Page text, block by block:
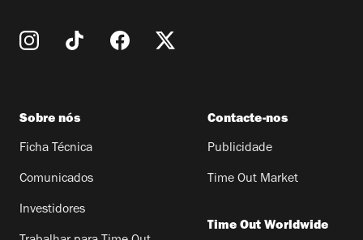
Sobre nós
Ficha Técnica
Comunicados
Investidores
Contacte-nos
Publicidade
Time Out Market
Time Out Worldwide